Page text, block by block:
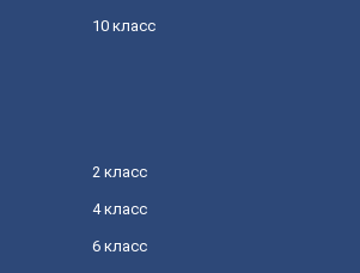
10 класс
2 класс
4 класс
6 класс